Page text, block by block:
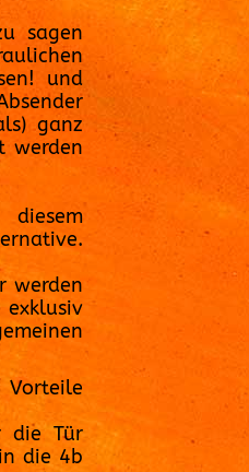
sagen
und
ganz
werden
werden
exklusiv
Vorteile
die Tür
die 4b